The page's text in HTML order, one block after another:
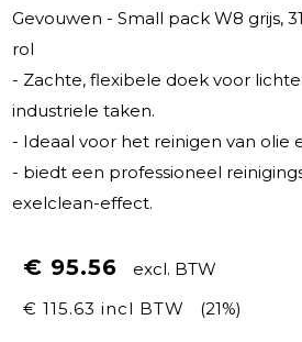
Gevouwen - Small pack W8 grijs,
rol
- Zachte, flexibele doek voor
industriele taken.
- Ideaal voor het reinigen van olie
- biedt een professioneel
exelclean-effect.
€ 95.56
excl. BTW
€ 115.63 incl BTW
(21%)